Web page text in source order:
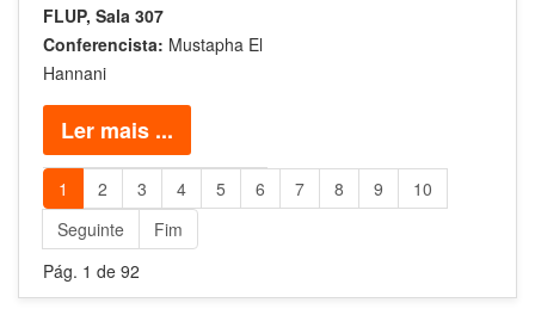
FLUP, Sala 307
Conferencista: Mustapha El
Hannani
Ler mais ...
1 2 3 4 5 6 7 8 9
10
Seguinte
Fim
Pág. 1 de 92